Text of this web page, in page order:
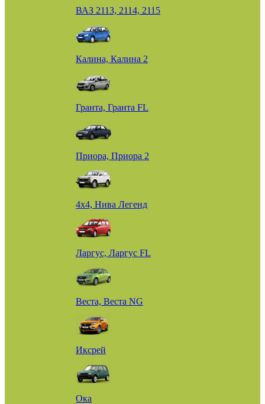
ВАЗ 2113, 2114, 2115
Калина, Калина 2
Гранта, Гранта FL
Приора, Приора 2
4х4, Нива Легенд
Ларгус, Ларгус FL
Веста, Веста NG
Иксрей
Ока